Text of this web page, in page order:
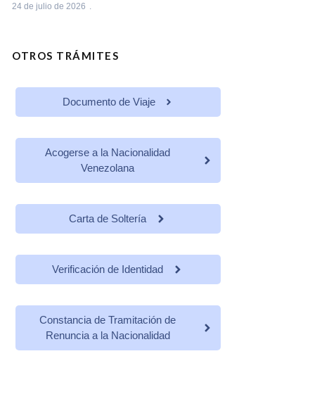
24 de julio de 2026
OTROS TRÁMITES
Documento de Viaje
Acogerse a la Nacionalidad
Venezolana
Carta de Soltería
Verificación de Identidad
Constancia de Tramitación de
Renuncia a la Nacionalidad